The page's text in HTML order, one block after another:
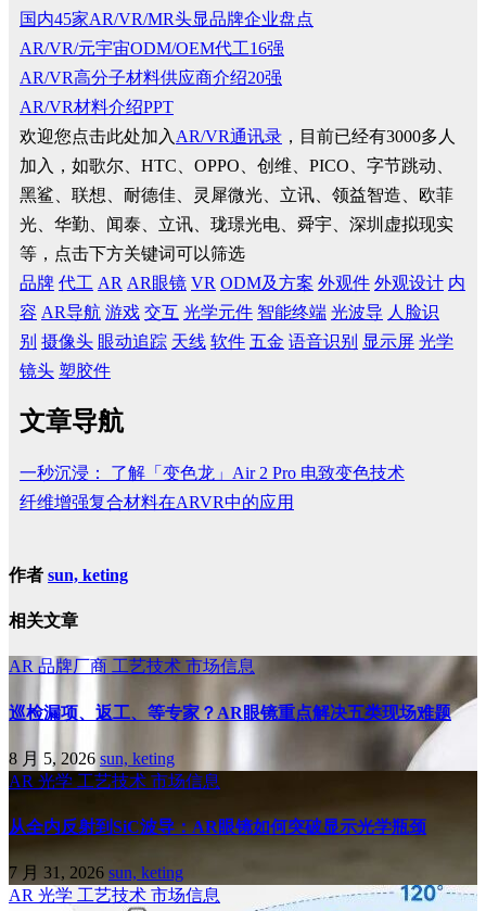
国内45家AR/VR/MR头显品牌企业盘点
AR/VR/元宇宙ODM/OEM代工16强
AR/VR高分子材料供应商介绍20强
AR/VR材料介绍PPT
欢迎您点击此处加入 AR/VR通讯录 ，目前已经有3000多人
加入，如歌尔、HTC、OPPO、创维、PICO、字节跳动、
黑鲨、联想、耐德佳、灵犀微光、立讯、领益智造、欧菲
光、华勤、闻泰、立讯、珑璟光电、舜宇、深圳虚拟现实
等，点击下方关键词可以筛选
品牌 代工 AR AR眼镜 VR ODM及方案 外观件 外观设计 内
容 AR导航 游戏 交互 光学元件 智能终端 光波导 人脸识
别 摄像头 眼动追踪 天线 软件 五金 语音识别 显示屏 光学
镜头 塑胶件
文章导航
一秒沉浸： 了解「变色龙」Air 2 Pro 电致变色技术
纤维增强复合材料在ARVR中的应用
作者 sun, keting
相关文章
AR 品牌厂商 工艺技术 市场信息
巡检漏项、返工、等专家？AR眼镜重点解决五类现场难题
8 月 5, 2026 sun, keting
AR 光学 工艺技术 市场信息
从全内反射到SiC波导：AR眼镜如何突破显示光学瓶颈
7 月 31, 2026 sun, keting
AR 光学 工艺技术 市场信息